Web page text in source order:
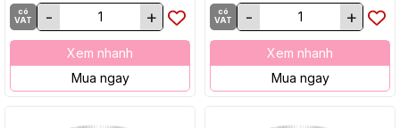
có
VAT
- +
Xem nhanh
Mua ngay
có
VAT
- +
Xem nhanh
Mua ngay